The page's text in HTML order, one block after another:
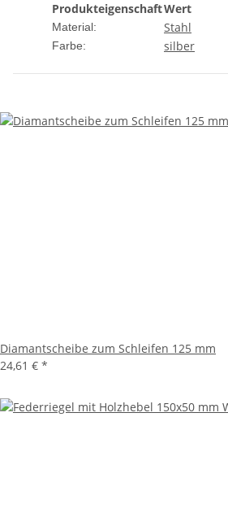
ProdukteigenschaftWert
Material: Stahl
Farbe: silber
Diamantscheibe zum Schleifen 125 mm
24,61 € *